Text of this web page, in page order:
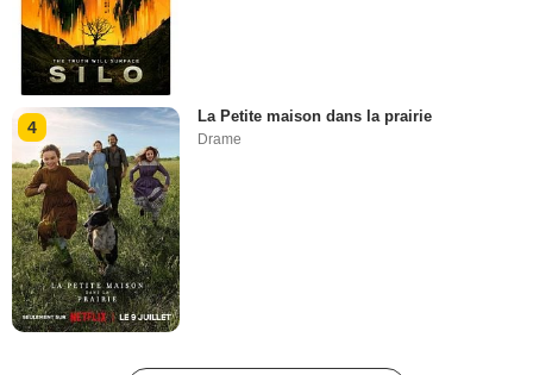
4
La Petite maison dans la prairie
Drame